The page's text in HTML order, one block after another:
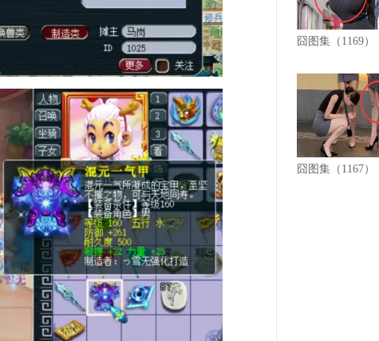
囧图集（1169）
囧图集（1167）